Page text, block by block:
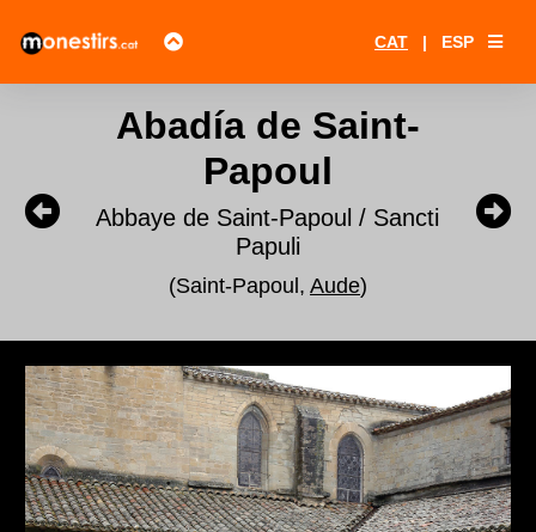
CAT | ESP
Abadía de Saint-
Papoul
Abbaye de Saint-Papoul / Sancti
Papuli
(Saint-Papoul, Aude)